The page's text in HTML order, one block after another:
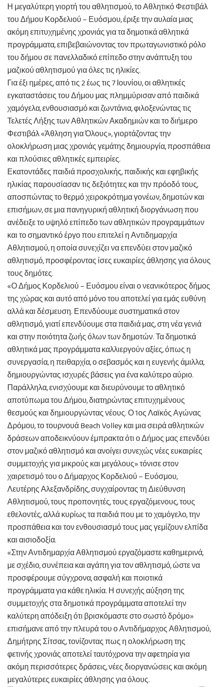
Η μεγαλύτερη γιορτή του αθλητισμού, το Αθλητικό Φεστιβάλ
του Δήμου Κορδελιού – Ευόσμου, έριξε την αυλαία μιας
ακόμη επιτυχημένης χρονιάς για τα δημοτικά αθλητικά
προγράμματα, επιβεβαιώνοντας τον πρωταγωνιστικό ρόλο
του δήμου σε πανελλαδικό επίπεδο στην ανάπτυξη του
μαζικού αθλητισμού για όλες τις ηλικίες.
Για έξι ημέρες, από τις 2 έως τις 7 Ιουνίου, οι αθλητικές
εγκαταστάσεις του Δήμου μας πλημμύρισαν από παιδικά
χαμόγελα, ενθουσιασμό και ζωντάνια, φιλοξενώντας τις
Τελετές Λήξης των Αθλητικών Ακαδημιών και το διήμερο
Φεστιβάλ «Άθληση για Όλους», γιορτάζοντας την
ολοκλήρωση μιας χρονιάς γεμάτης δημιουργία, προσπάθεια
και πλούσιες αθλητικές εμπειρίες.
Εκατοντάδες παιδιά προσχολικής, παιδικής και εφηβικής
ηλικίας παρουσίασαν τις δεξιότητες και την πρόοδό τους,
αποσπώντας το θερμό χειροκρότημα γονέων, δημοτών και
επισήμων, σε μια πανηγυρική αθλητική διοργάνωση που
ανέδειξε το υψηλό επίπεδο των αθλητικών προγραμμάτων
και το σημαντικό έργο που επιτελεί η Αντιδημαρχία
Αθλητισμού, η οποία συνεχίζει να επενδύει στον μαζικό
αθλητισμό, προσφέροντας ίσες ευκαιρίες άθλησης για όλους
τους δημότες.
«Ο Δήμος Κορδελιού – Ευόσμου είναι ο νεανικότερος δήμος
της χώρας και αυτό από μόνο του αποτελεί για εμάς ευθύνη
αλλά και δέσμευση. Επενδύουμε συστηματικά στον
αθλητισμό, γιατί επενδύουμε στα παιδιά μας, στη νέα γενιά
και στην ποιότητα ζωής όλων των δημοτών. Τα δημοτικά
αθλητικά μας προγράμματα καλλιεργούν αξίες, όπως η
συνεργασία, η πειθαρχία, ο σεβασμός και η ευγενής άμιλλα,
δημιουργώντας ισχυρές βάσεις για ένα καλύτερο αύριο.
Παράλληλα, ενισχύουμε και διευρύνουμε το αθλητικό
αποτύπωμα του Δήμου, διατηρώντας επιτυχημένους
θεσμούς και δημιουργώντας νέους. Ο 1ος Λαϊκός Αγώνας
Δρόμου, το τουρνουά Beach Volley και μια σειρά αθλητικών
δράσεων αποδεικνύουν έμπρακτα ότι ο Δήμος μας επενδύει
στον μαζικό αθλητισμό και ανοίγει συνεχώς νέες ευκαιρίες
συμμετοχής για μικρούς και μεγάλους» τόνισε στον
χαιρετισμό του ο Δήμαρχος Κορδελιού – Ευόσμου,
Λευτέρης Αλεξανδρίδης, συγχαίροντας τη Διεύθυνση
Αθλητισμού, τους προπονητές, τους εργαζόμενους, τους
εθελοντές, αλλά κυρίως τα παιδιά που με το χαμόγελο, την
προσπάθεια και τον ενθουσιασμό τους μας γεμίζουν ελπίδα
και αισιοδοξία.
«Στην Αντιδημαρχία Αθλητισμού εργαζόμαστε καθημερινά,
με σχέδιο, συνέπεια και αγάπη για τον αθλητισμό, ώστε να
προσφέρουμε σύγχρονα, ασφαλή και ποιοτικά
προγράμματα για κάθε ηλικία. Η συνεχής αύξηση της
συμμετοχής στα δημοτικά προγράμματα αποτελεί την
καλύτερη απόδειξη ότι βρισκόμαστε στο σωστό δρόμο»
επισήμανε από την πλευρά του ο Αντιδήμαρχος Αθλητισμού,
Δημήτρης Σίτσας, τονίζοντας πως η ολοκλήρωση της
φετινής χρονιάς αποτελεί ταυτόχρονα την αφετηρία για
ακόμη περισσότερες δράσεις, νέες διοργανώσεις και ακόμη
μεγαλύτερες ευκαιρίες άθλησης για όλους.